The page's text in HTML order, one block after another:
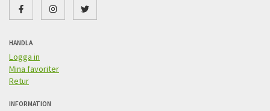
HANDLA
Logga in
Mina favoriter
Retur
INFORMATION